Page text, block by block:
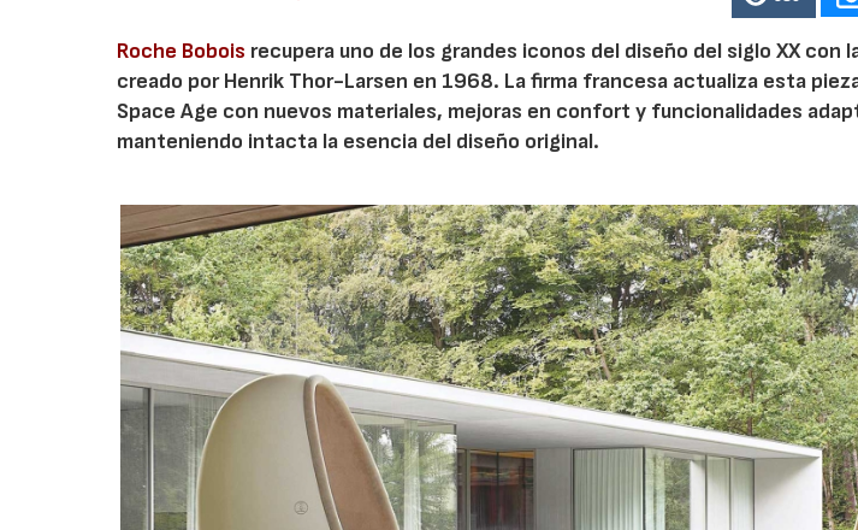
Roche Bobois recupera uno de los grandes iconos del diseño del siglo XX con
creado por Henrik Thor-Larsen en 1968. La firma francesa actualiza esta
Space Age con nuevos materiales, mejoras en confort y funcionalidades
manteniendo intacta la esencia del diseño original.